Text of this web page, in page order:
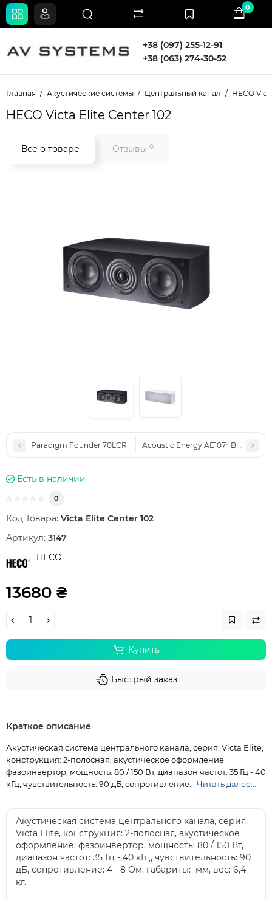
+38 (097) 255-12-91
+38 (063) 274-30-52
0
Главная Акустические системы Центральный канал HECO
HECO Victa Elite Center 102
Все о товаре Отзывы 0
Paradigm Founder 70LCR Acoustic Energy AE107² Black
Есть в наличии
0
Код Товара: Victa Elite Center 102
Артикул: 3147
HECO
13680 ₴
Купить
Быстрый заказ
Краткое описание
Акустическая система центрального канала, серия: Victa Elite,
конструкция: 2-полосная, акустическое оформление:
фазоинвертор, мощность: 80 / 150 Вт, диапазон частот: 35 Гц - 40
кГц, чувствительность: 90 дБ, сопротивление... Читать далее...
Акустическая система центрального канала, серия:
Victa Elite, конструкция: 2-полосная, акустическое
оформление: фазоинвертор, мощность: 80 / 150 Вт,
диапазон частот: 35 Гц - 40 кГц, чувствительность: 90
дБ, сопротивление: 4 - 8 Ом, габариты: мм, вес: 6,4
кг.